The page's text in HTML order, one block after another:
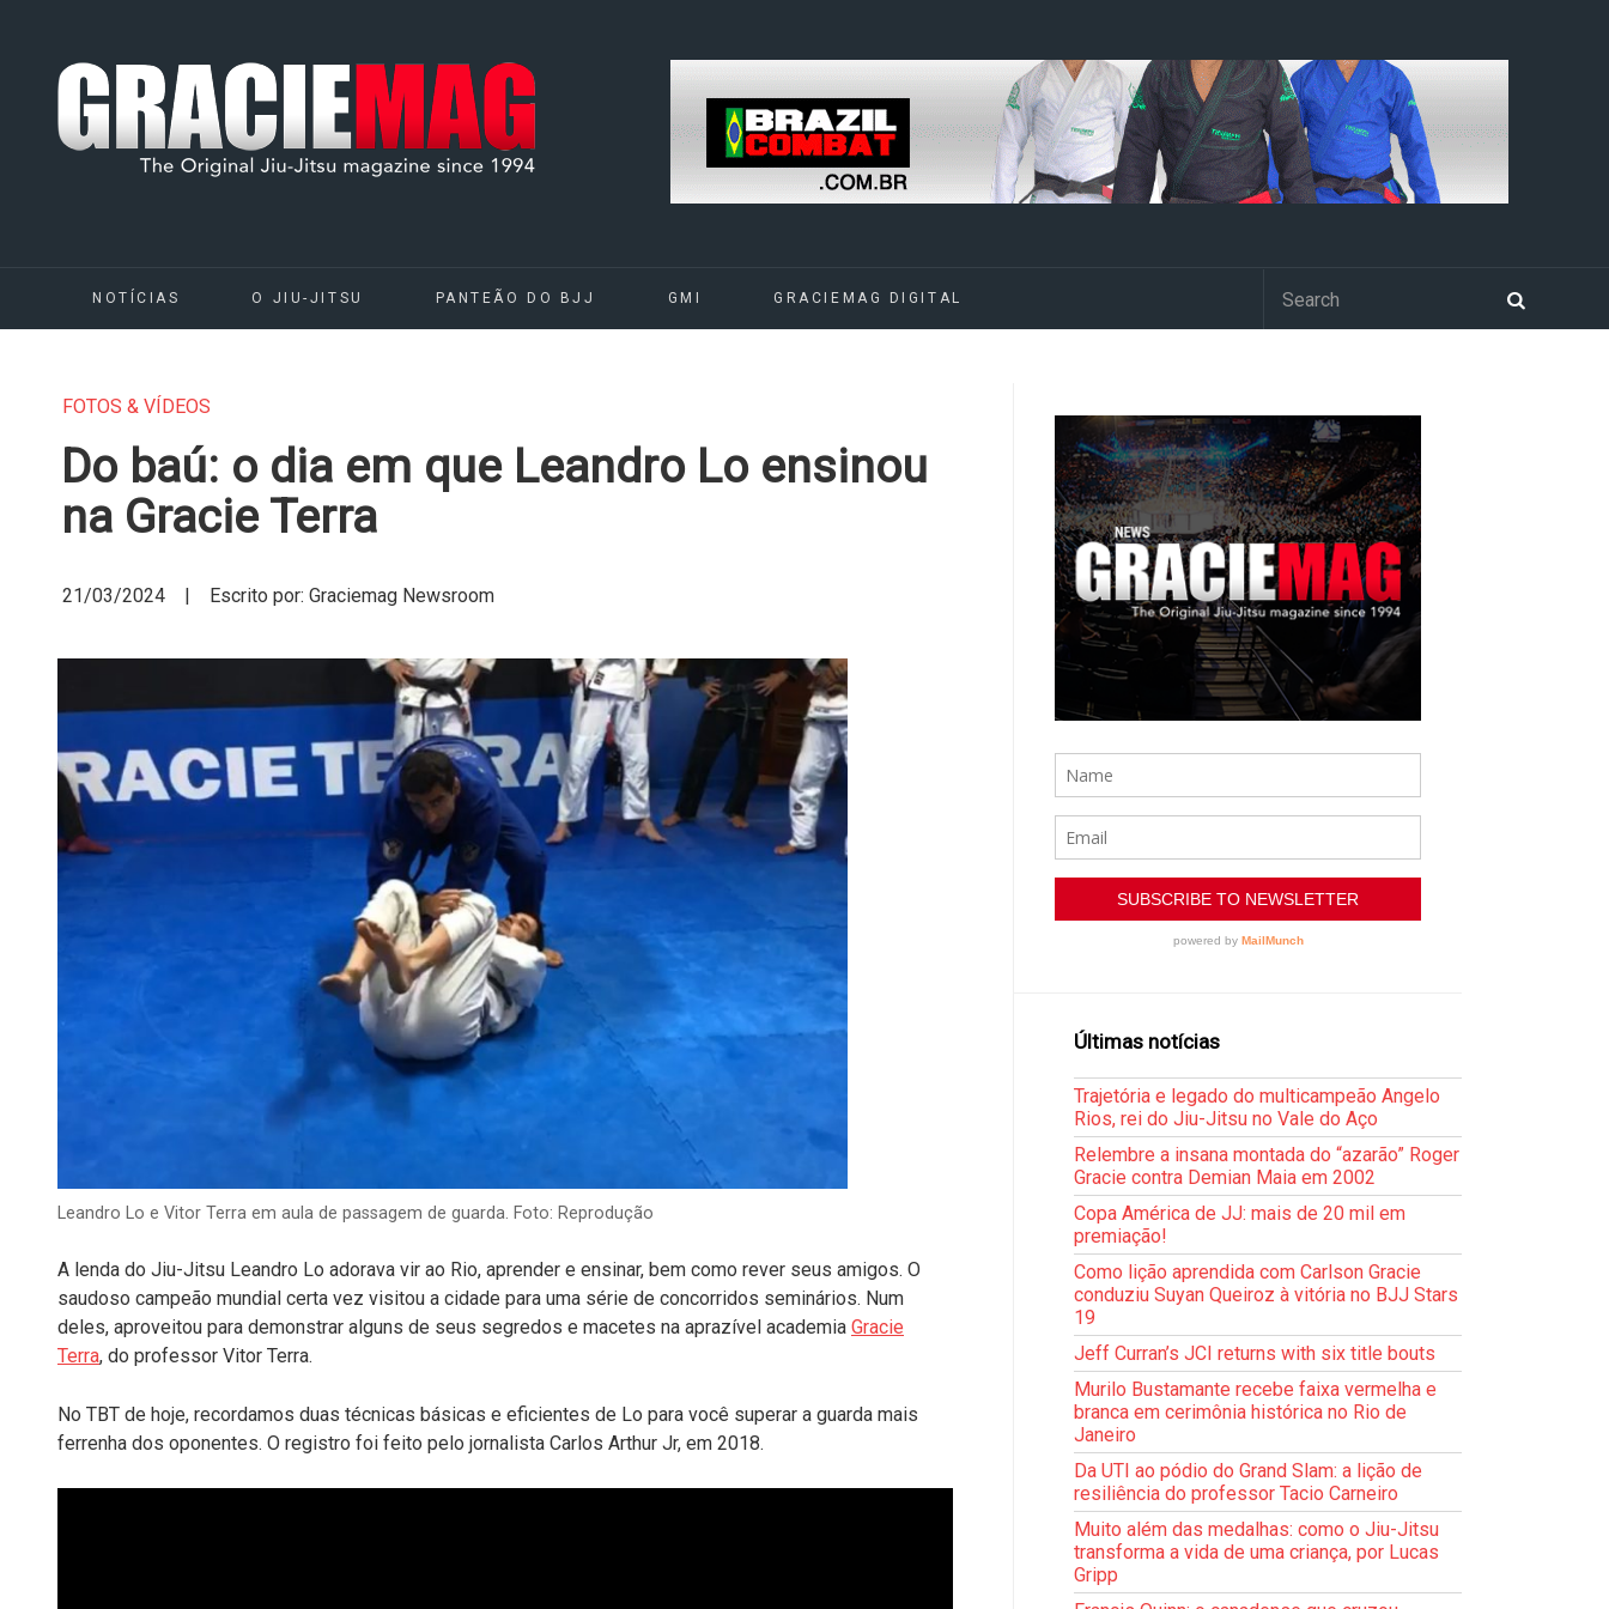
NOTÍCIAS O JIU-JITSU PANTEÃO DO BJJ GMI GRACIEMAG DIGITAL
FOTOS & VÍDEOS
Do baú: o dia em que Leandro Lo ensinou
na Gracie Terra
21/03/2024 | Escrito por: Graciemag Newsroom
Leandro Lo e Vitor Terra em aula de passagem de guarda. Foto: Reprodução
A lenda do Jiu-Jitsu Leandro Lo adorava vir ao Rio, aprender e ensinar, bem como rever seus amigos. O
saudoso campeão mundial certa vez visitou a cidade para uma série de concorridos seminários. Num
deles, aproveitou para demonstrar alguns de seus segredos e macetes na aprazível academia Gracie
Terra, do professor Vitor Terra.
No TBT de hoje, recordamos duas técnicas básicas e eficientes de Lo para você superar a guarda mais
ferrenha dos oponentes. O registro foi feito pelo jornalista Carlos Arthur Jr, em 2018.
Últimas notícias
Trajetória e legado do multicampeão Angelo
Rios, rei do Jiu-Jitsu no Vale do Aço
Relembre a insana montada do “azarão” Roger
Gracie contra Demian Maia em 2002
Copa América de JJ: mais de 20 mil em
premiação!
Como lição aprendida com Carlson Gracie
conduziu Suyan Queiroz à vitória no BJJ Stars
19
Jeff Curran’s JCI returns with six title bouts
Murilo Bustamante recebe faixa vermelha e
branca em cerimônia histórica no Rio de
Janeiro
Da UTI ao pódio do Grand Slam: a lição de
resiliência do professor Tacio Carneiro
Muito além das medalhas: como o Jiu-Jitsu
transforma a vida de uma criança, por Lucas
Gripp